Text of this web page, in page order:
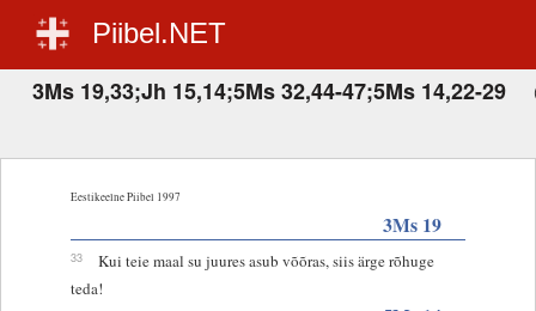
Piibel.NET
3Ms 19,33;Jh 15,14;5Ms 32,44-47;5Ms 14,22-29
Eestikeelne Piibel 1997
3Ms 19
33
Kui teie maal su juures asub võõras, siis ärge rõhuge
teda!